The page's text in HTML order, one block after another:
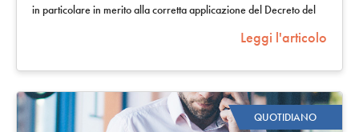
in particolare in merito alla corretta applicazione del Decreto del
Leggi l'articolo
QUOTIDIANO